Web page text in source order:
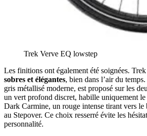
Trek Verve EQ lowstep
Les finitions ont également été soignées.
sobres et élégantes, bien dans l’air du
gris métallisé moderne, est proposé sur les
un vert profond discret, habille uniquement
Dark Carmine, un rouge intense tirant vers le
au Stepover. Ce choix resserré évite les
personnalité.